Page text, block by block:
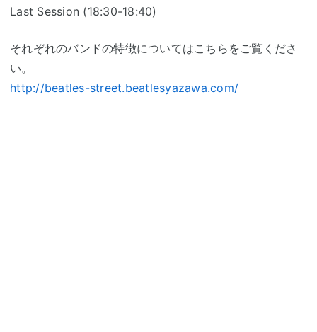
Last Session (18:30-18:40)
それぞれのバンドの特徴についてはこちらをご覧くださ
い。
http://beatles-street.beatlesyazawa.com/